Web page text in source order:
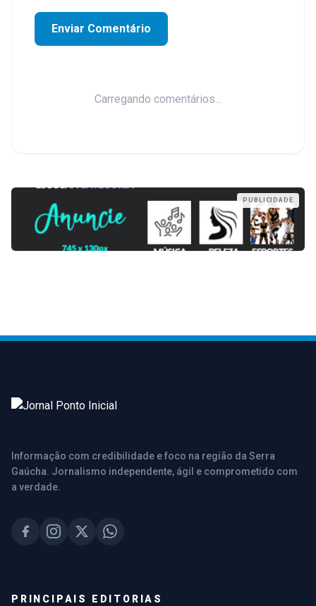
Enviar Comentário
Carregando comentários...
PUBLICIDADE
Informação com credibilidade e foco na região da Serra
Gaúcha. Jornalismo independente, ágil e comprometido com
a verdade.
PRINCIPAIS EDITORIAS